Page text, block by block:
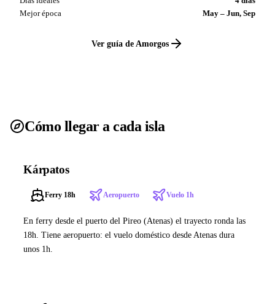
Mejor época
May – Jun, Sep
Ver guía de Amorgos
Cómo llegar a cada isla
Kárpatos
Ferry 18h Aeropuerto Vuelo 1h
En ferry desde el puerto del Pireo (Atenas) el trayecto ronda las
18h. Tiene aeropuerto: el vuelo doméstico desde Atenas dura
unos 1h.